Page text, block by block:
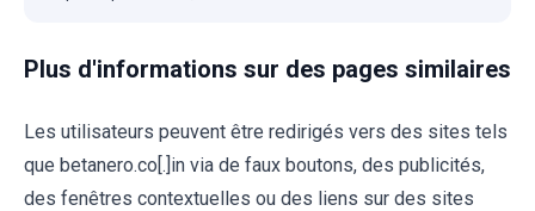
Plus d'informations sur des pages similaires
Les utilisateurs peuvent être redirigés vers des sites tels
que betanero.co[.]in via de faux boutons, des publicités,
des fenêtres contextuelles ou des liens sur des sites